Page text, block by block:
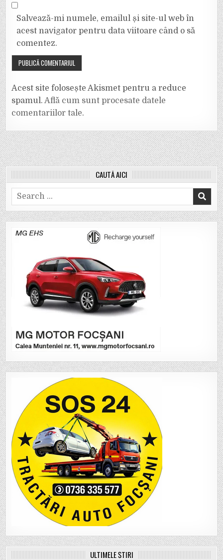
Salvează-mi numele, emailul și site-ul web în
acest navigator pentru data viitoare când o să
comentez.
Acest site folosește Akismet pentru a reduce
spamul.Află cum sunt procesate datele
comentariilor tale.
CAUTĂ AICI
Search
for:
ULTIMELE ȘTIRI